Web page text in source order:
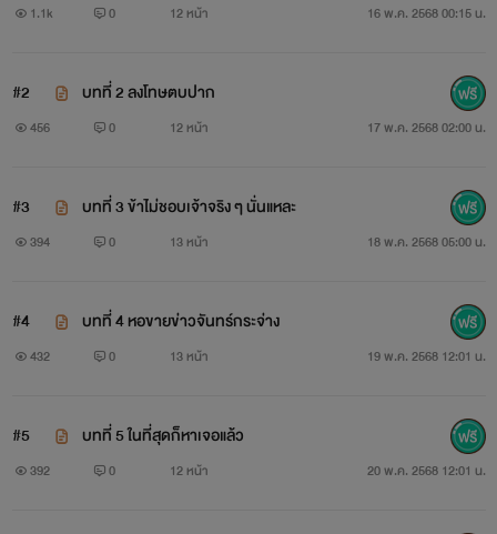
1.1k 0 12 หน้า 16 พ.ค. 2568 00:15 น.
#2 บทที่ 2 ลงโทษตบปาก
456 0 12 หน้า 17 พ.ค. 2568 02:00 น.
#3 บทที่ 3 ข้าไม่ชอบเจ้าจริง ๆ นั่นแหละ
394 0 13 หน้า 18 พ.ค. 2568 05:00 น.
#4 บทที่ 4 หอขายข่าวจันทร์กระจ่าง
432 0 13 หน้า 19 พ.ค. 2568 12:01 น.
#5 บทที่ 5 ในที่สุดก็หาเจอแล้ว
392 0 12 หน้า 20 พ.ค. 2568 12:01 น.